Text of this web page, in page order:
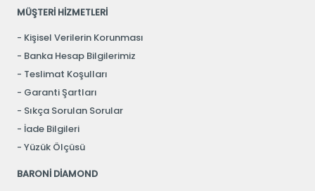
MÜŞTERİ HİZMETLERİ
Kişisel Verilerin Korunması
Banka Hesap Bilgilerimiz
Teslimat Koşulları
Garanti Şartları
Sıkça Sorulan Sorular
İade Bilgileri
Yüzük Ölçüsü
BARONİ DİAMOND